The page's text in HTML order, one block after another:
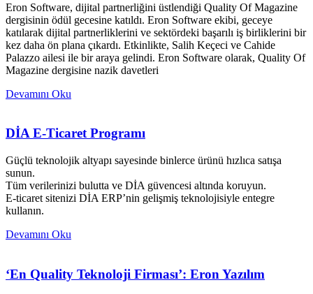
Eron Software, dijital partnerliğini üstlendiği Quality Of Magazine
dergisinin ödül gecesine katıldı. Eron Software ekibi, geceye
katılarak dijital partnerliklerini ve sektördeki başarılı iş birliklerini bir
kez daha ön plana çıkardı. Etkinlikte, Salih Keçeci ve Cahide
Palazzo ailesi ile bir araya gelindi. Eron Software olarak, Quality Of
Magazine dergisine nazik davetleri
Devamını Oku
DİA E-Ticaret Programı
Güçlü teknolojik altyapı sayesinde binlerce ürünü hızlıca satışa
sunun.
Tüm verilerinizi bulutta ve DİA güvencesi altında koruyun.
E-ticaret sitenizi DİA ERP’nin gelişmiş teknolojisiyle entegre
kullanın.
Devamını Oku
‘En Quality Teknoloji Firması’: Eron Yazılım